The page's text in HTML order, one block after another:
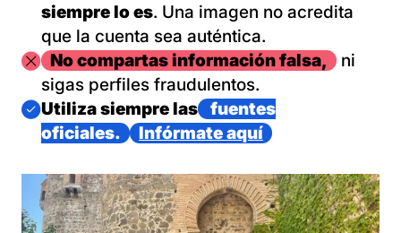
siempre lo es. Una imagen no acredita
que la cuenta sea auténtica.
ImagenNo compartas información falsa,
ni
sigas perfiles fraudulentos.
Imagen
Utiliza siempre las
fuentes
oficiales.
Infórmate aquí